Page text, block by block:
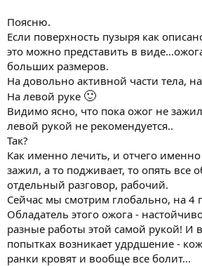
Поясню.
Если поверхность пузыря как
это можно представить в
больших размеров.
На довольно активной части тела,
На левой руке 🙂
Видимо ясно, что пока ожог не
левой рукой не рекомендуется..
Так?
Как именно лечить, и отчего
зажил, а то подживает, то опять все
отдельный разговор, рабочий.
Сейчас мы смотрим глобально, на 4
Обладатель этого ожога -
разные работы этой самой рукой! И
попытках возникает удрдшение -
ранки кровят и вообще все болит...